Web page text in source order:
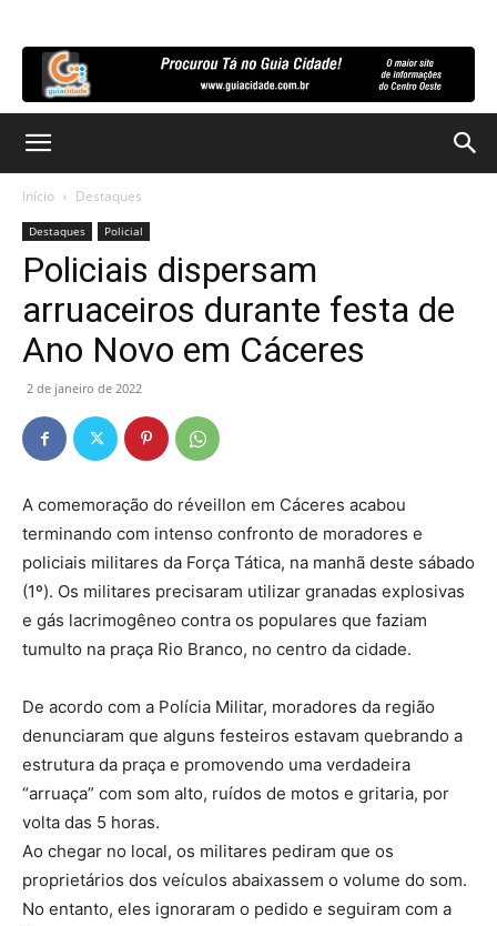
Início Destaques
Destaques Policial
Policiais dispersam
arruaceiros durante festa de
Ano Novo em Cáceres
2 de janeiro de 2022
A comemoração do réveillon em Cáceres acabou
terminando com intenso confronto de moradores e
policiais militares da Força Tática, na manhã deste sábado
(1º). Os militares precisaram utilizar granadas explosivas
e gás lacrimogêneo contra os populares que faziam
tumulto na praça Rio Branco, no centro da cidade.
De acordo com a Polícia Militar, moradores da região
denunciaram que alguns festeiros estavam quebrando a
estrutura da praça e promovendo uma verdadeira
“arruaça” com som alto, ruídos de motos e gritaria, por
volta das 5 horas.
Ao chegar no local, os militares pediram que os
proprietários dos veículos abaixassem o volume do som.
No entanto, eles ignoraram o pedido e seguiram com a